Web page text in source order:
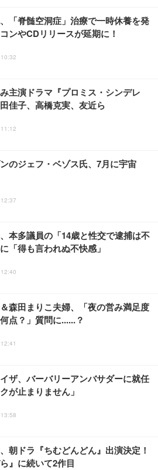
「脊髄空洞症」治療で一時休養を発
ンやCDリリースが延期に！
主演ドラマ『プロミス・シンデレ
佳子、高橋克実、友近ら
のジェフ・ベゾス氏、7月に宇宙
本多議員の「14歳と性交で逮捕は不
「得も言われぬ不快感」
森田まりこ夫婦、「夜の営み満足度
点？」質問に......？
ザ、バーバリーアンバサダーに就任
が止まりません」
朝ドラ『ちむどんどん』出演決定！
ら』に続いて2作目